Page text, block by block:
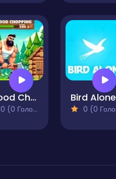
Wood Chopping
0 (0 Голосів)
Bird Alone
0 (0 Голосів)